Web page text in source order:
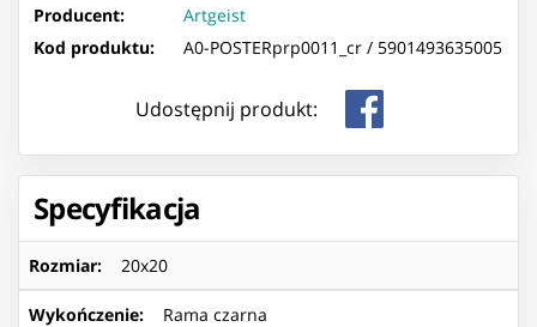
Producent:
Artgeist
Kod produktu:
A0-POSTERprp0011_cr / 5901493635005
Udostępnij produkt:
Specyfikacja
Rozmiar: 20x20
Wykończenie: Rama czarna